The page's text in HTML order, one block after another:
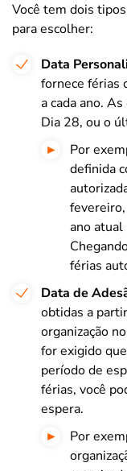
Você tem dois
para escolher:
Data
fornece férias
a cada ano.
Dia 28, ou o
Por
definida
ano
férias
Data de
obtidas a
organização
for exigido
período de
férias, você
espera.
Por